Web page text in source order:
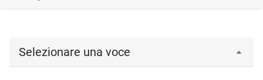
Selezionare una voce